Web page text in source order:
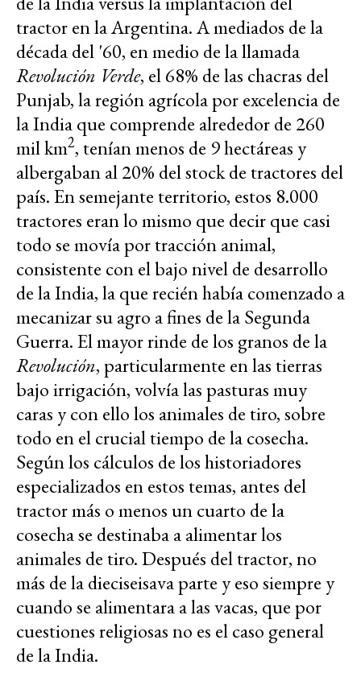
tractor en la Argentina. A mediados de la
década del '60, en medio de la llamada
Revolución Verde, el 68% de las chacras del
Punjab, la región agrícola por excelencia de
la India que comprende alrededor de 260
mil km2, tenían menos de 9 hectáreas y
albergaban al 20% del stock de tractores del
país. En semejante territorio, estos 8.000
tractores eran lo mismo que decir que casi
todo se movía por tracción animal,
consistente con el bajo nivel de desarrollo
de la India, la que recién había comenzado a
mecanizar su agro a fines de la Segunda
Guerra. El mayor rinde de los granos de la
Revolución, particularmente en las tierras
bajo irrigación, volvía las pasturas muy
caras y con ello los animales de tiro, sobre
todo en el crucial tiempo de la cosecha.
Según los cálculos de los historiadores
especializados en estos temas, antes del
tractor más o menos un cuarto de la
cosecha se destinaba a alimentar los
animales de tiro. Después del tractor, no
más de la dieciseisava parte y eso siempre y
cuando se alimentara a las vacas, que por
cuestiones religiosas no es el caso general
de la India.